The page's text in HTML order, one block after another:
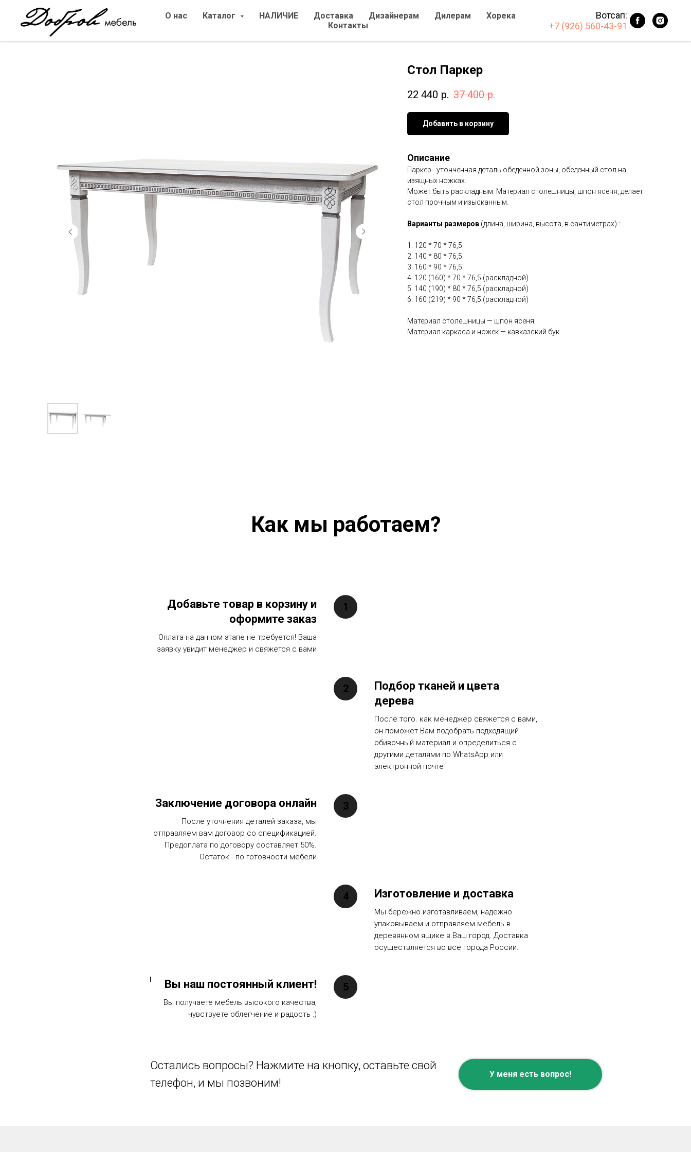
О нас Каталог НАЛИЧИЕ Доставка Дизайнерам Дилерам
Хорека
Контакты
Вотсап:
+7 (926) 560-43-91
Стол Паркер
22 440 р. 37 400 р.
Добавить в корзину
Описание
Паркер - утончённая деталь обеденной зоны, обеденный стол на
изящных ножках.
Может быть раскладным. Материал столешницы, шпон ясеня, делает
стол прочным и изысканным.
Варианты размеров (длина, ширина, высота, в сантиметрах) :
1. 120 * 70 * 76,5
2. 140 * 80 * 76,5
3. 160 * 90 * 76,5
4. 120 (160) * 70 * 76,5 (раскладной)
5. 140 (190) * 80 * 76,5 (раскладной)
6. 160 (219) * 90 * 76,5 (раскладной)
Материал столешницы — шпон ясеня
Материал каркаса и ножек — кавказский бук
Как мы работаем?
Добавьте товар в корзину и
оформите заказ
Оплата на данном этапе не требуется! Ваша
заявку увидит менеджер и свяжется с вами
Подбор тканей и цвета
дерева
После того. как менеджер свяжется с вами,
он поможет Вам подобрать подходящий
обивочный материал и определиться с
другими деталями по WhatsApp или
электронной почте
Заключение договора онлайн
После уточнения деталей заказа, мы
отправляем вам договор со спецификацией.
Предоплата по договору составляет 50%.
Остаток - по готовности мебели
Изготовление и доставка
Мы бережно изготавливаем, надежно
упаковываем и отправляем мебель в
деревянном ящике в Ваш город. Доставка
осуществляется во все города России.
Вы наш постоянный клиент!
Вы получаете мебель высокого качества,
чувствуете облегчение и радость :)
Остались вопросы? Нажмите на кнопку, оставьте свой
телефон, и мы позвоним!
У меня есть вопрос!